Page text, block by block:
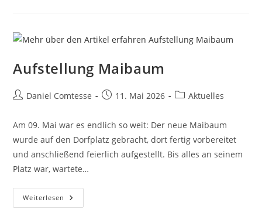
Aufstellung Maibaum
Beitrags-
Daniel Comtesse
Beitrag11. Mai 2026
Beitrags-
Aktuelles
Am 09. Mai war es endlich so weit: Der neue Maibaum
wurde auf den Dorfplatz gebracht, dort fertig vorbereitet
und anschließend feierlich aufgestellt. Bis alles an seinem
Platz war, wartete…
Weiterlesen Aufstellung
Maibaum